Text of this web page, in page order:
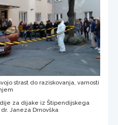
strast do raziskovanja, varnosti
za dijake iz Štipendijskega
Janeza Drnovška